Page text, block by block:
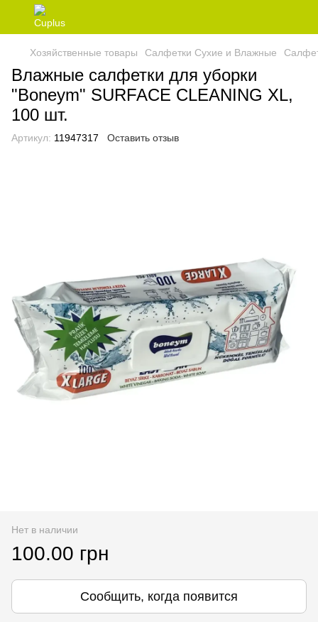
Хозяйственные товары Салфетки Сухие и Влажные
Влажные салфетки для уборки
"Boneym" SURFACE CLEANING XL,
100 шт.
Артикул: 11947317 Оставить отзыв
Нет в наличии
100.00 грн
Сообщить, когда появится